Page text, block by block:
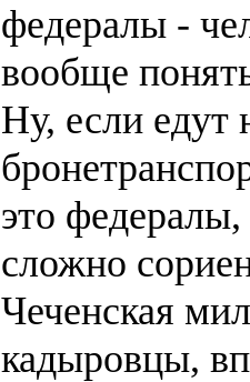
федералы -
вообще
Ну, если едут
это
сложно
Чеченская
кадыровцы,